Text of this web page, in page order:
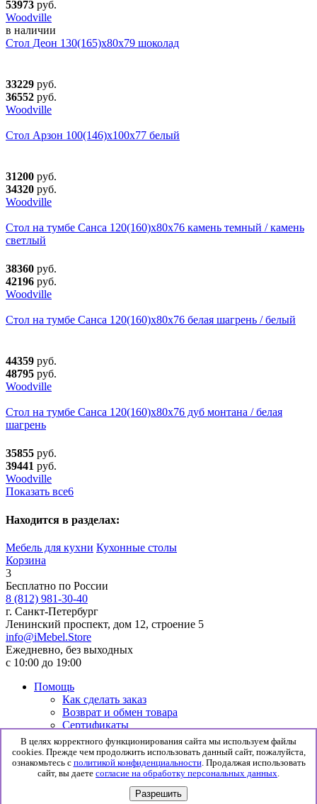
53973 руб.
Woodville
в наличии
Стол Деон 130(165)х80х79 шоколад
33229 руб.
36552 руб.
Woodville
Стол Арзон 100(146)х100х77 белый
31200 руб.
34320 руб.
Woodville
Стол на тумбе Санса 120(160)х80х76 камень темный / камень
светлый
38360 руб.
42196 руб.
Woodville
Стол на тумбе Санса 120(160)х80х76 белая шагрень / белый
44359 руб.
48795 руб.
Woodville
Стол на тумбе Санса 120(160)х80х76 дуб монтана / белая
шагрень
35855 руб.
39441 руб.
Woodville
Показать все6
Находится в разделах:
Мебель для кухни Кухонные столы
Корзина
3
Бесплатно по России
8 (812) 981-30-40
г. Санкт-Петербург
Ленинский проспект, дом 12, строение 5
info@iMebel.Store
Ежедневно, без выходных
с 10:00 до 19:00
Помощь
Как сделать заказ
Возврат и обмен товара
Сертификаты
Информация
Гарантия
Доставка и сборка
Политика конфиденциальности
Согласие на обработку данных
В целях корректного функционирования сайта мы используем файлы
cookies. Прежде чем продолжить использовать данный сайт, пожалуйста,
ознакомьтесь с политикой конфиденциальности. Продалжая использовать
сайт, вы даете согласие на обработку персональных данных.
Разрешить